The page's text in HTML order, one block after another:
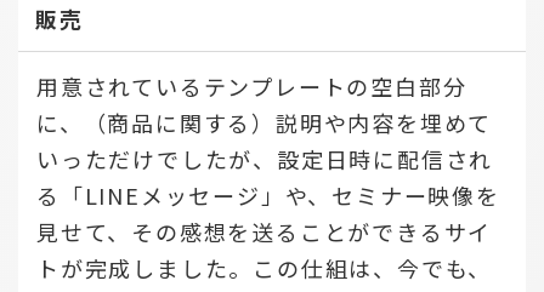
販売
用意されているテンプレートの空白部分
に、（商品に関する）説明や内容を埋めて
いっただけでしたが、設定日時に配信され
る「LINEメッセージ」や、セミナー映像を
見せて、その感想を送ることができるサイ
トが完成しました。この仕組は、今でも、